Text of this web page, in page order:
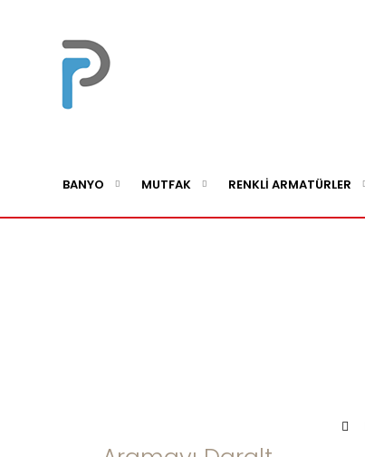
BANYO MUTFAK RENKLİ ARMATÜRLER